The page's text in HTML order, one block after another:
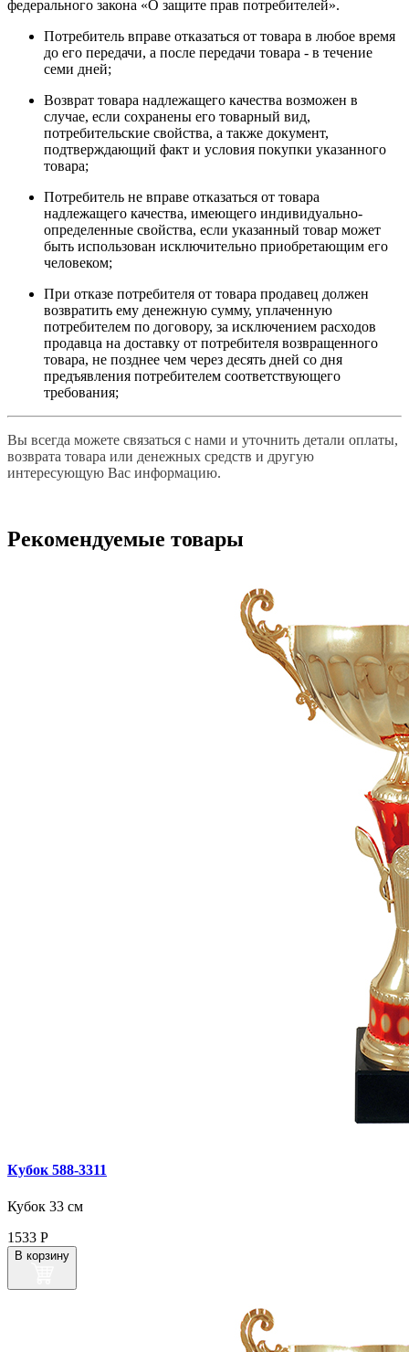
федерального закона «О защите прав потребителей».
Потребитель вправе отказаться от товара в любое время
до его передачи, а после передачи товара - в течение
семи дней;
Возврат товара надлежащего качества возможен в
случае, если сохранены его товарный вид,
потребительские свойства, а также документ,
подтверждающий факт и условия покупки указанного
товара;
Потребитель не вправе отказаться от товара
надлежащего качества, имеющего индивидуально-
определенные свойства, если указанный товар может
быть использован исключительно приобретающим его
человеком;
При отказе потребителя от товара продавец должен
возвратить ему денежную сумму, уплаченную
потребителем по договору, за исключением расходов
продавца на доставку от потребителя возвращенного
товара, не позднее чем через десять дней со дня
предъявления потребителем соответствующего
требования;
Вы всегда можете связаться с нами и уточнить детали оплаты,
возврата товара или денежных средств и другую
интересующую Вас информацию.
Рекомендуемые товары
Кубок 588‑3311
Кубок 33 см
1533 Р
В корзину